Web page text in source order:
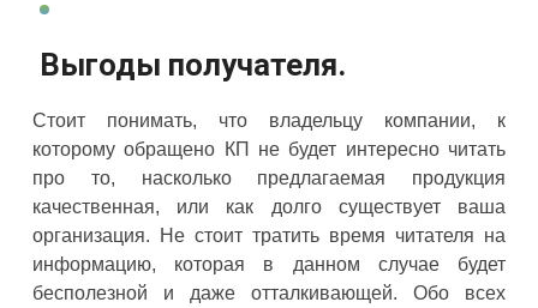
Выгоды получателя.
Стоит понимать, что владельцу компании, к
которому обращено КП не будет интересно читать
про то, насколько предлагаемая продукция
качественная, или как долго существует ваша
организация. Не стоит тратить время читателя на
информацию, которая в данном случае будет
бесполезной и даже отталкивающей. Обо всех